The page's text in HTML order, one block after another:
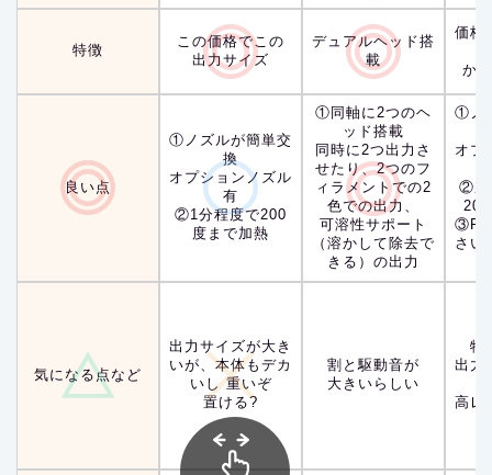
特徴
この価格でこの
出力サイズ
デュアルヘッド搭
載
価格
か
良い点
①ノズルが簡単交
換
オプションノズル
有
②1分程度で200
度まで加熱
①同軸に2つのヘ
ッド搭載
同時に2つ出力さ
せたり、2つのフ
ィラメントでの2
色での出力、
可溶性サポート
（溶かして除去で
きる）の出力
①ノ
オプ
②加
さい
気になる点など
出力サイズが大き
いが、本体もデカ
いし 重いぞ
置ける?
割と駆動音が
大きいらしい
特
出力
高レ